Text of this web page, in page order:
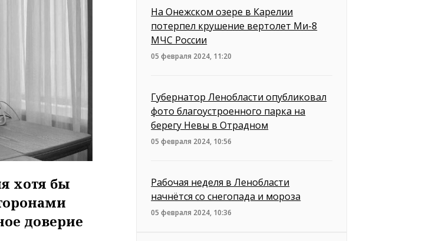
хотя бы
доверие
На Онежском озере в Карелии
потерпел крушение вертолет Ми-8
МЧС России
05 февраля 2024, 11:20
Губернатор Ленобласти опубликовал
фото благоустроенного парка на
берегу Невы в Отрадном
05 февраля 2024, 10:56
Рабочая неделя в Ленобласти
начнётся со снегопада и мороза
05 февраля 2024, 10:36